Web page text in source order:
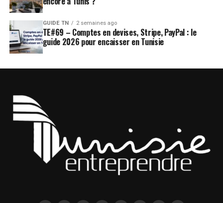
GUIDE TN 2 semaines ago
TE#69 – Comptes en devises, Stripe, PayPal : le
guide 2026 pour encaisser en Tunisie